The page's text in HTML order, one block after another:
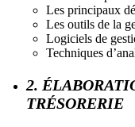
Les principaux
Les outils de la
Logiciels de
Techniques
2.
TRÉSORERIE